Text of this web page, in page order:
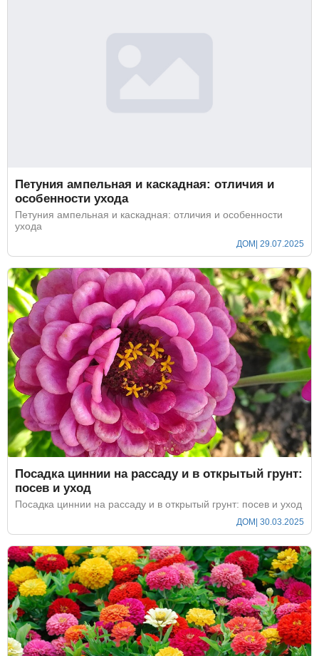
Петуния ампельная и каскадная: отличия и
особенности ухода
Петуния ампельная и каскадная: отличия и особенности
ухода
ДОМ | 29.07.2025
Посадка циннии на рассаду и в открытый грунт:
посев и уход
Посадка циннии на рассаду и в открытый грунт: посев и уход
ДОМ | 30.03.2025